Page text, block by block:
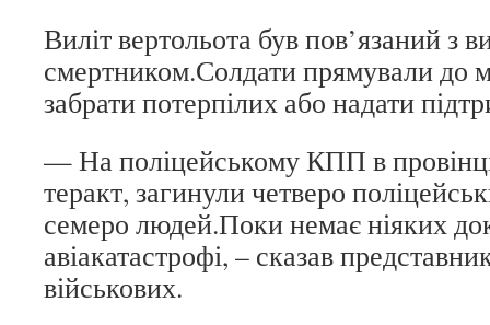
Виліт вертольота був пов’язаний з
смертником.Солдати прямували до
забрати потерпілих або надати
— На поліцейському КПП в
теракт, загинули четверо
семеро людей.Поки немає ніяких
авіакатастрофі, – сказав
військових.